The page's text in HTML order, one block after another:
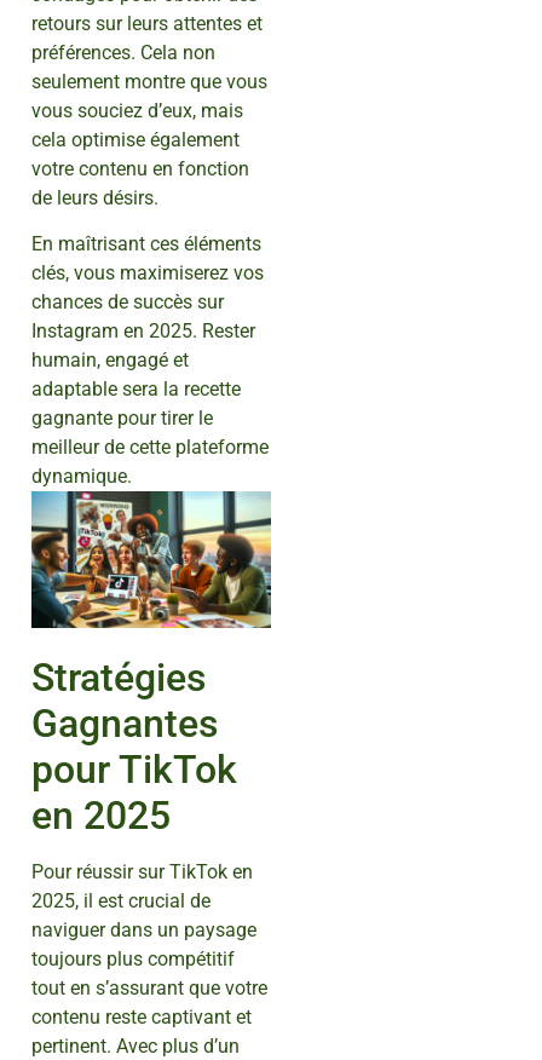
retours sur leurs attentes et
préférences. Cela non
seulement montre que vous
vous souciez d’eux, mais
cela optimise également
votre contenu en fonction
de leurs désirs.
En maîtrisant ces éléments
clés, vous maximiserez vos
chances de succès sur
Instagram en 2025. Rester
humain, engagé et
adaptable sera la recette
gagnante pour tirer le
meilleur de cette plateforme
dynamique.
Stratégies
Gagnantes
pour TikTok
en 2025
Pour réussir sur TikTok en
2025, il est crucial de
naviguer dans un paysage
toujours plus compétitif
tout en s’assurant que votre
contenu reste captivant et
pertinent. Avec plus d’un